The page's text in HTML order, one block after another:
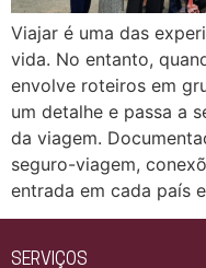
Viajar é uma das
vida. No entanto,
envolve roteiros em
um detalhe e passa a
da viagem.
seguro-viagem,
entrada em cada país
SERVIÇOS